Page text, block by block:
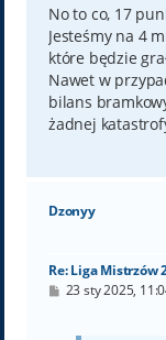
t
No to co, 17
Jesteśmy na 4
które będzie
Nawet w
bilans
żadnej
Dzonyy
Re: Liga Mistrzów
P23 sty 2025,